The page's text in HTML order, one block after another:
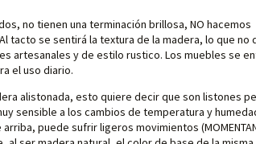
no tienen una terminación brillosa, NO hacemos
tacto se sentirá la textura de la madera, lo que no
artesanales y de estilo rustico. Los muebles se
el uso diario.
alistonada, esto quiere decir que son listones
sensible a los cambios de temperatura y
puede sufrir ligeros movimientos